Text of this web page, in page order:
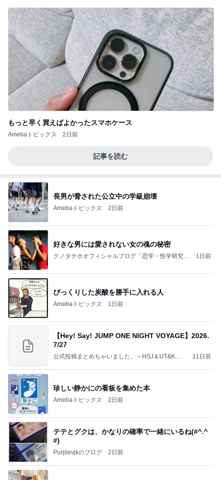
もっと早く買えばよかったスマホケース
Amebaトピックス 2日前
記事を読む
長男が脅された公立中の学級崩壊
Amebaトピックス 2日前
好きな男には愛されない女の魂の秘密
クノタチホオフィシャルブログ「恋学・性学研究
1日前
びっくりした炭酸を勝手に入れる人
Amebaトピックス 1日前
【Hey! Say! JUMP ONE NIGHT VOYAGE】2026.
7/27
公式投稿まとめちゃいました。～HSJ＆UT&K.O.
11日前
珍しい静かにの看板を集めた本
Amebaトピックス 2日前
テテとグクは、かなりの確率で一緒にいるね(#^.^
#)
Purplevjkのブログ 2日前